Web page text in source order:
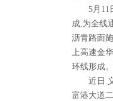
5月11日,
成,为全线
沥青路面
上高速金
环线形成
近日 义
富港大道